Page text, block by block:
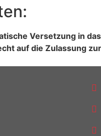
Versetzung in
auf die Zulassung